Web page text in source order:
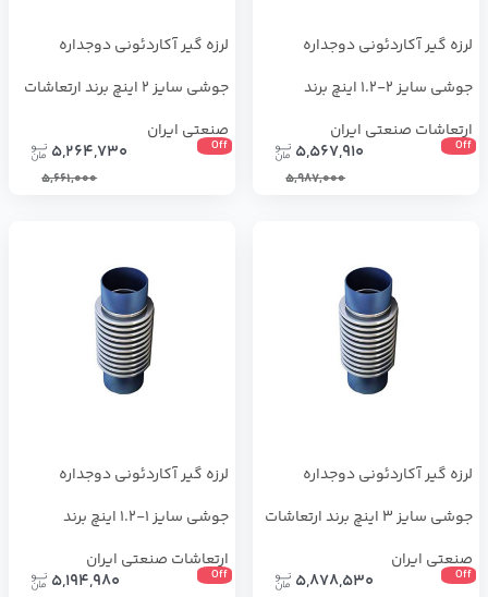
لرزه گیر آکاردئونی دوجداره
جوشی سایز 2-1.2 اینچ برند
ارتعاشات صنعتی ایران
Off
5,567,910
5,987,000
لرزه گیر آکاردئونی دوجداره
جوشی سایز 2 اینچ برند ارتعاشات
صنعتی ایران
Off
5,264,730
5,661,000
لرزه گیر آکاردئونی دوجداره
جوشی سایز 3 اینچ برند ارتعاشات
صنعتی ایران
Off
5,878,530
لرزه گیر آکاردئونی دوجداره
جوشی سایز 1-1.2 اینچ برند
ارتعاشات صنعتی ایران
Off
5,194,980